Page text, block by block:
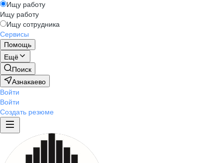
Ищу работу
Ищу работу
Ищу сотрудника
Сервисы
Помощь
Ещё
Поиск
Азнакаево
Войти
Войти
Создать резюме